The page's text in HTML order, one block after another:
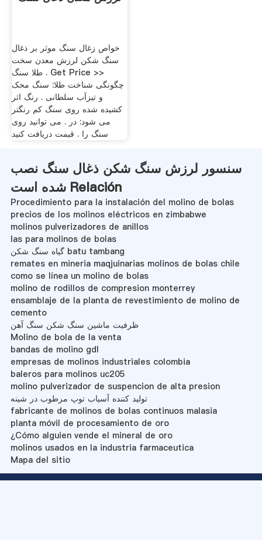
خواص زغال سنگ موثر بر ذغال
سنگ شکن لرزش معدن سخت
طلا سنگ . Get Price >>
چگونگی شناخت طلا: سنگ محک
و تیزآب سلطانی . رنگ اثر
کشیده شده روی سنگ کم رنگتر
می شود: در . می توانید روی
سنگ را . قیمت دریافت کنید
سنسور لرزش سنگ شکن ذغال سنگ نصب
شده است Relación
Procedimiento para la instalación del molino de bolas
precios de los molinos eléctricos en zimbabwe
molinos pulverizadores de anillos
las para molinos de bolas
گیاه سنگ شکن batu tambang
remates en mineria maqjuinarias molinos de bolas chile
como se línea un molino de bolas
molino de rodillos de compresion monterrey
ensamblaje de la planta de revestimiento de molino de
cemento
ظرفیت ماشین سنگ شکن سنگ آهن
Molino de bola de la venta
bandas de molino gdl
empresas de molinos industriales colombia
baleros para molinos uc205
molino pulverizador de suspencion de alta presion
تولید کننده آسیاب توپ مرطوب در شینه
fabricante de molinos de bolas continuos malasia
planta móvil de procesamiento de oro
¿Cómo alguien vende el mineral de oro
molinos usados en la industria farmaceutica
Mapa del sitio